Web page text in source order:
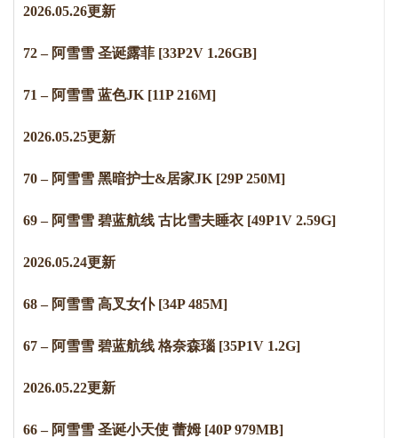
2026.05.26更新
72 – 阿雪雪 圣诞露菲 [33P2V 1.26GB]
71 – 阿雪雪 蓝色JK [11P 216M]
2026.05.25更新
70 – 阿雪雪 黑暗护士&居家JK [29P 250M]
69 – 阿雪雪 碧蓝航线 古比雪夫睡衣 [49P1V 2.59G]
2026.05.24更新
68 – 阿雪雪 高叉女仆 [34P 485M]
67 – 阿雪雪 碧蓝航线 格奈森瑙 [35P1V 1.2G]
2026.05.22更新
66 – 阿雪雪 圣诞小天使 蕾姆 [40P 979MB]